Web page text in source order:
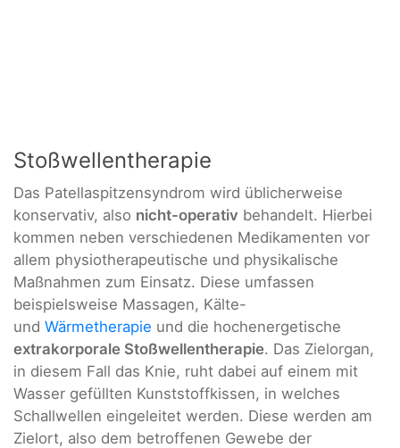
Stoßwellentherapie
Das Patellaspitzensyndrom wird üblicherweise
konservativ, also nicht-operativ behandelt. Hierbei
kommen neben verschiedenen Medikamenten vor
allem physiotherapeutische und physikalische
Maßnahmen zum Einsatz. Diese umfassen
beispielsweise Massagen, Kälte-
und Wärmetherapie und die hochenergetische
extrakorporale Stoßwellentherapie. Das Zielorgan,
in diesem Fall das Knie, ruht dabei auf einem mit
Wasser gefüllten Kunststoffkissen, in welches
Schallwellen eingeleitet werden. Diese werden am
Zielort, also dem betroffenen Gewebe der